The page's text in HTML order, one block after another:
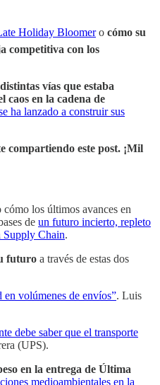
Holiday Bloomer o cómo su
competitiva con los
distintas vías que estaba
en la cadena de
ha lanzado a construir sus
compartiendo este post. ¡Mil
cómo los últimos avances en
de un futuro incierto, repleto
Supply Chain.
futuro a través de estas dos
en volúmenes de envíos”. Luis
debe saber que el transporte
(UPS).
en la entrega de Última
medioambientales en la